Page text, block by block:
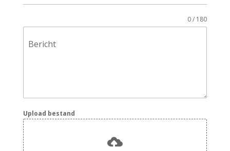
Bericht
0 / 180
Upload bestand